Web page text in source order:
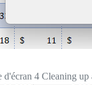
d'écran 4 Cleaning